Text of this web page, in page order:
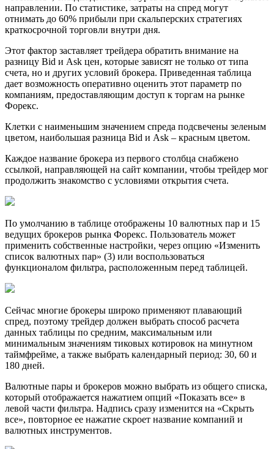
направлении. По статистике, затраты на спред могут
отнимать до 60% прибыли при скальперских стратегиях
краткосрочной торговли внутри дня.
Этот фактор заставляет трейдера обратить внимание на
разницу Bid и Ask цен, которые зависят не только от типа
счета, но и других условий брокера. Приведенная таблица
дает возможность оперативно оценить этот параметр по
компаниям, предоставляющим доступ к торгам на рынке
Форекс.
Клетки с наименьшим значением спреда подсвечены зеленым
цветом, наибольшая разница Bid и Ask – красным цветом.
Каждое название брокера из первого столбца снабжено
ссылкой, направляющей на сайт компании, чтобы трейдер мог
продолжить знакомство с условиями открытия счета.
По умолчанию в таблице отображены 10 валютных пар и 15
ведущих брокеров рынка Форекс. Пользователь может
применить собственные настройки, через опцию «Изменить
список валютных пар» (3) или воспользоваться
функционалом фильтра, расположенным перед таблицей.
Сейчас многие брокеры широко применяют плавающий
спред, поэтому трейдер должен выбрать способ расчета
данных таблицы по средним, максимальным или
минимальным значениям тиковых котировок на минутном
таймфрейме, а также выбрать календарный период: 30, 60 и
180 дней.
Валютные пары и брокеров можно выбрать из общего списка,
который отображается нажатием опций «Показать все» в
левой части фильтра. Надпись сразу изменится на «Скрыть
все», повторное ее нажатие скроет название компаний и
валютных инструментов.